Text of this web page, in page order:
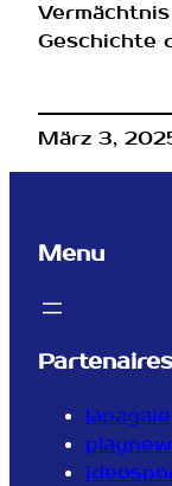
Geschichte
März 3,
Menu
lapagaie